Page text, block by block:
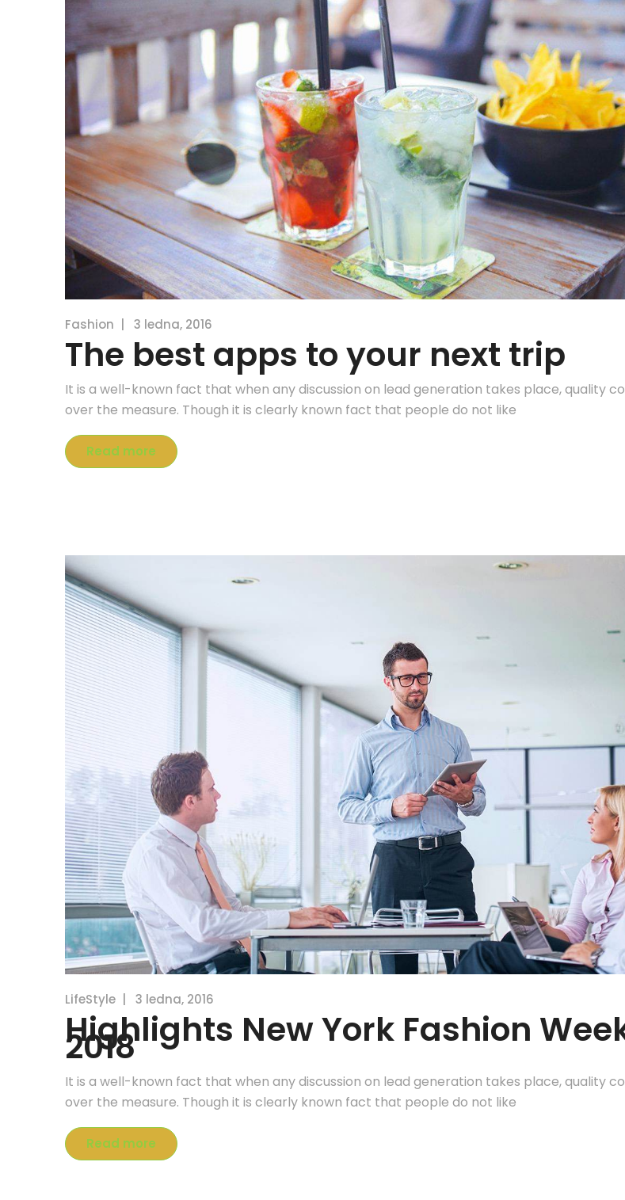
Fashion |3 ledna, 2016
The best apps to your next trip
It is a well-known fact that when any discussion on lead generation takes place, quality
over the measure. Though it is clearly known fact that people do not like
Read more
LifeStyle |3 ledna, 2016
Highlights New York Fashion
2018
It is a well-known fact that when any discussion on lead generation takes place, quality
over the measure. Though it is clearly known fact that people do not like
Read more